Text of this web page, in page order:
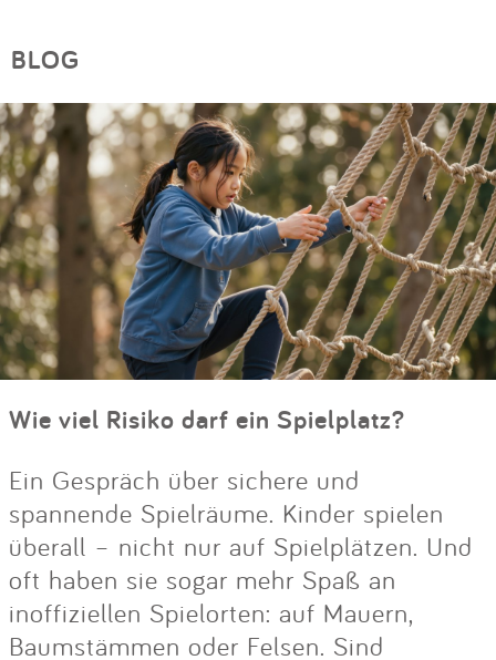
BLOG
Wie viel Risiko darf ein Spielplatz?
Ein Gespräch über sichere und
spannende Spielräume. Kinder spielen
überall – nicht nur auf Spielplätzen. Und
oft haben sie sogar mehr Spaß an
inoffiziellen Spielorten: auf Mauern,
Baumstämmen oder Felsen. Sind